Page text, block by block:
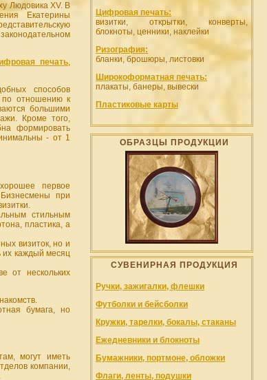
Людовика XV. В
Екатерины
печать,
способов
по отношению к
большими
Кроме того,
формировать
- от 1
первое
при
стильным
пластика, а
визиток, но и
их каждый месяц
от нескольких
бумага, но
могут иметь
компании,
Цифровая печать:
визитки, открытки, конверты,
блокноты, ценники, наклейки
Ризография:
бланки, брошюры, листовки
Широкоформатная печать:
плакаты, банеры, вывески
Пластиковые карты
ОБРАЗЦЫ ПРОДУКЦИИ
СУВЕНИРНАЯ ПРОДУКЦИЯ
Ручки, зажигалки, флешки
Футболки и бейсболки
Кружки, тарелки, бокалы, стаканы
Ежедневники и блокноты
Бумажники, портмоне, обложки
Флаги, ленты, подушки